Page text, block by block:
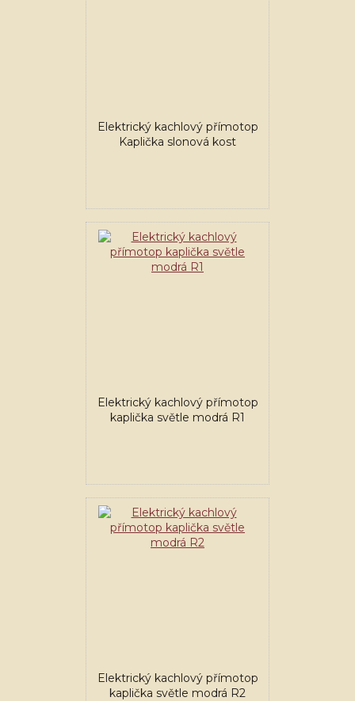
Elektrický kachlový přímotop
Kaplička slonová kost
Elektrický kachlový přímotop
kaplička světle modrá R1
Elektrický kachlový přímotop
kaplička světle modrá R2